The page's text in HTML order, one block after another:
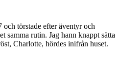
törstade efter äventyr och
samma rutin. Jag hann knappt sätta
Charlotte, hördes inifrån huset.